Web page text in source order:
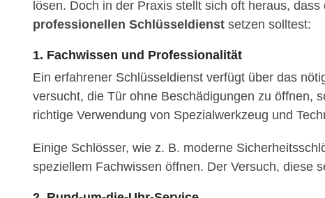
lösen. Doch in der Praxis stellt sich oft heraus,
professionellen Schlüsseldienst setzen solltest:
1. Fachwissen und Professionalität
Ein erfahrener Schlüsseldienst verfügt über das
versucht, die Tür ohne Beschädigungen zu öffnen,
richtige Verwendung von Spezialwerkzeug und
Einige Schlösser, wie z. B. moderne
speziellem Fachwissen öffnen. Der Versuch, diese